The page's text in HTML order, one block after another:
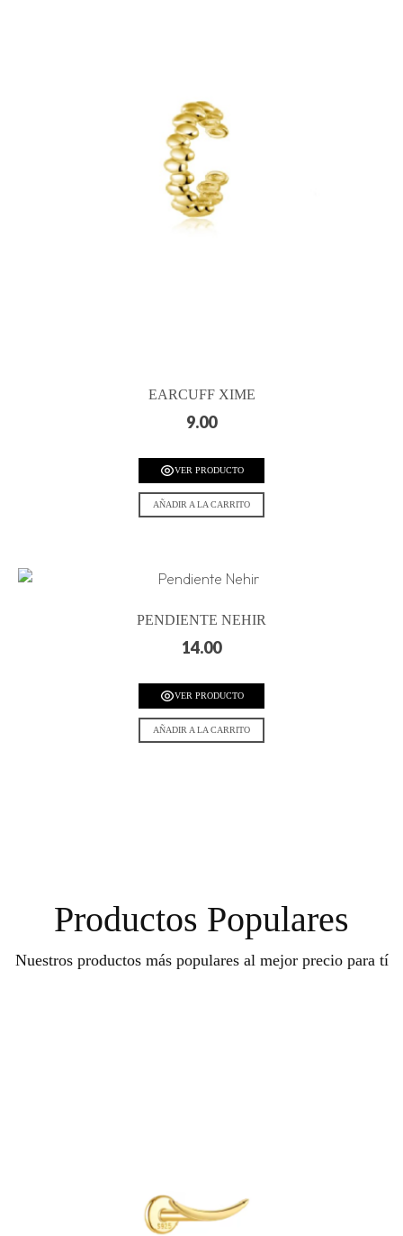
EARCUFF XIME
9.00
VER PRODUCTO
AÑADIR A LA CARRITO
PENDIENTE NEHIR
14.00
VER PRODUCTO
AÑADIR A LA CARRITO
Productos Populares
Nuestros productos más populares al mejor precio para tí